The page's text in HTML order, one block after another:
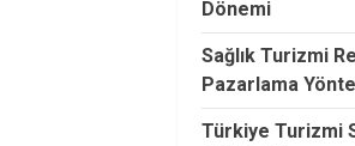
Dönemi
Sağlık Turizmi
Pazarlama
Türkiye Turizmi